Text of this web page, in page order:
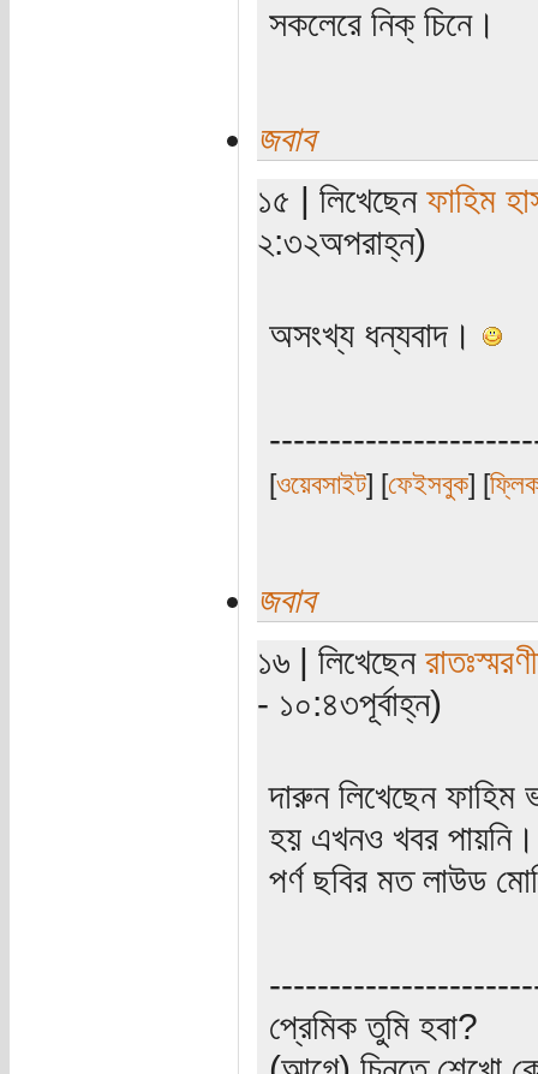
সকলেরে নিক্‌ চিনে।
জবাব
১৫ | লিখেছেন ফাহিম
২:৩২অপরাহ্ন)
অসংখ্য ধন্যবাদ।
[ওয়েবসাইট] [ফেইসবুক] [
জবাব
১৬ | লিখেছেন
- ১০:৪৩পূর্বাহ্ন)
দারুন লিখেছেন ফাহিম
হয় এখনও খবর পায়নি।
পর্ণ ছবির মত লাউড
প্রেমিক তুমি হবা?